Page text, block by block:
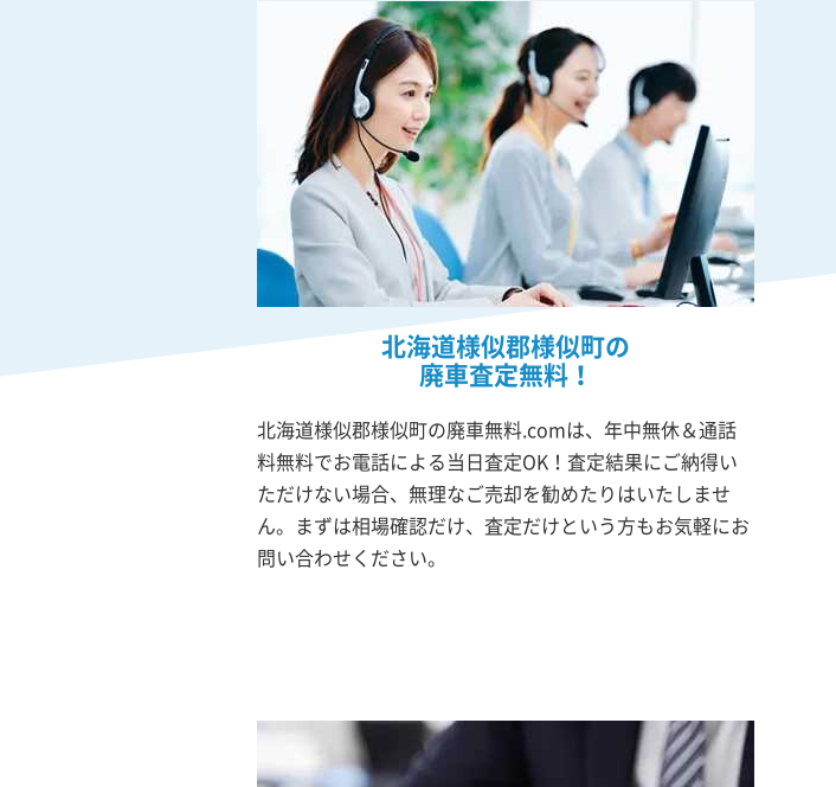
北海道様似郡様似町の
廃車査定無料！
北海道様似郡様似町の廃車無料.comは、年中無休＆通話
料無料でお電話による当日査定OK！査定結果にご納得い
ただけない場合、無理なご売却を勧めたりはいたしませ
ん。まずは相場確認だけ、査定だけという方もお気軽にお
問い合わせください。